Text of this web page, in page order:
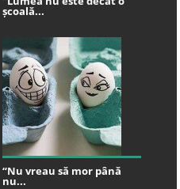
școală...
“Nu vreau să mor până
nu...